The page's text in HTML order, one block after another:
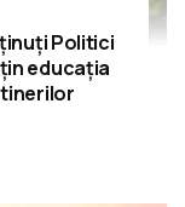
Politici
educația